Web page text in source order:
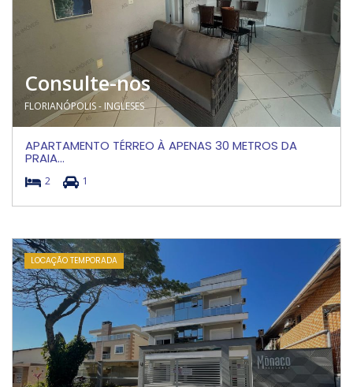
Consulte-nos
FLORIANÓPOLIS - INGLESES
APARTAMENTO TÉRREO À APENAS 30 METROS DA
PRAIA...
2 1
LOCAÇÃO TEMPORADA